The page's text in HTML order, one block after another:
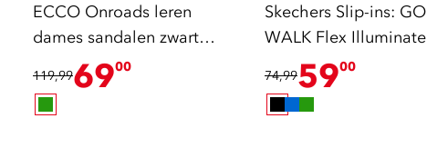
ECCO Onroads leren
dames sandalen zwart
119,996900
Skechers Slip-ins: GO
WALK Flex Illuminate
sandalen zwart
74,995900